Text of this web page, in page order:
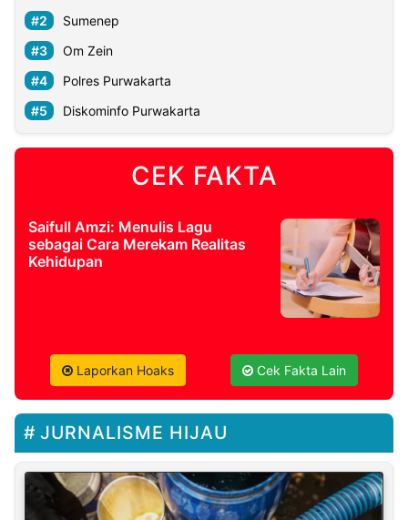
Sumenep
Om Zein
Polres Purwakarta
Diskominfo Purwakarta
CEK FAKTA
Saifull Amzi: Menulis Lagu
sebagai Cara Merekam Realitas
Kehidupan
Laporkan Hoaks Cek Fakta Lain
JURNALISME HIJAU